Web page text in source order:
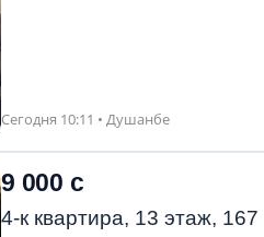
Сегодня 10:11 • Душанбе
9 000 с
4-к квартира, 13 этаж,